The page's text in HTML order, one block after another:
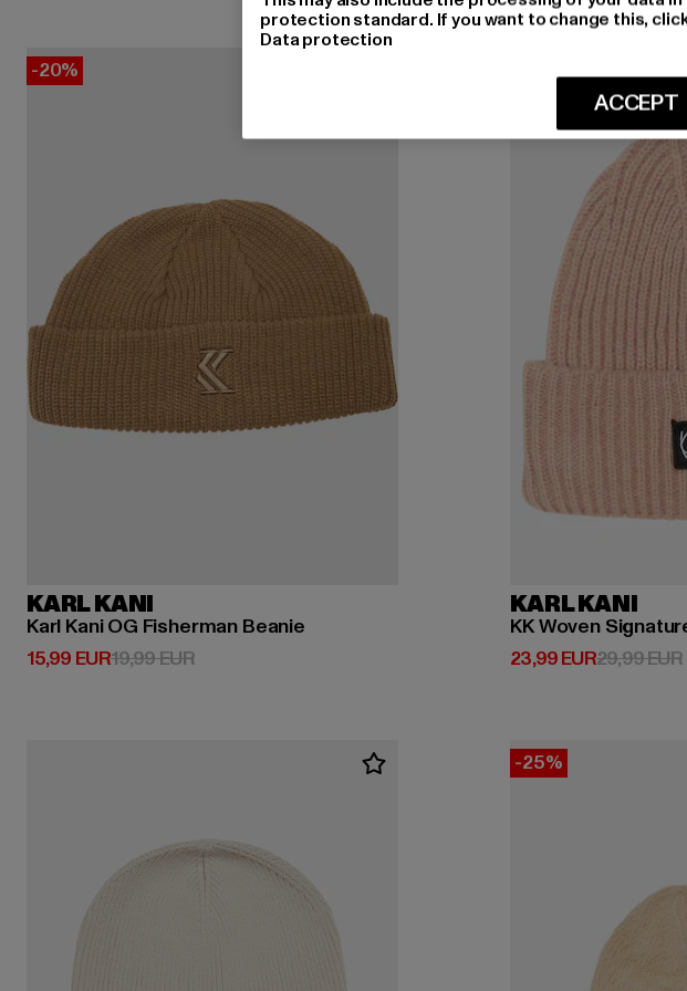
-20%
KARL KANI
Karl Kani OG Fisherman Beanie
15,99 EUR
Derzeitiger Preis: 15,99 EUR
19,99 EURAktionspreis: 19,99 EUR
-20%
KARL KANI
KK Woven
23,99 EUR
Derzeitiger Preis:29,99 EUR
-25%
protection standard. If you want to change this,
Data protection
ACCEPT